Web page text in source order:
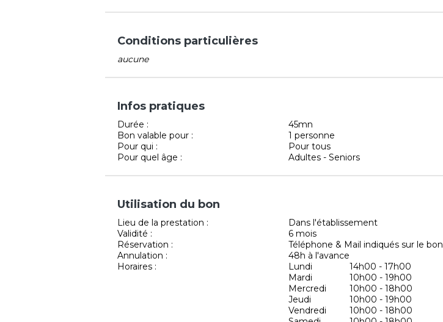
Conditions particulières
aucune
Infos pratiques
Durée :
45mn
Bon valable pour :
1 personne
Pour qui :
Pour tous
Pour quel âge :
Adultes - Seniors
Utilisation du bon
Lieu de la prestation :
Dans l'établissement
Validité :
6 mois
Réservation :
Téléphone & Mail indiqués sur le bon
Annulation :
48h à l'avance
Horaires :
Lundi
14h00 - 17h00
Mardi
10h00 - 19h00
Mercredi
10h00 - 18h00
Jeudi
10h00 - 19h00
Vendredi
10h00 - 18h00